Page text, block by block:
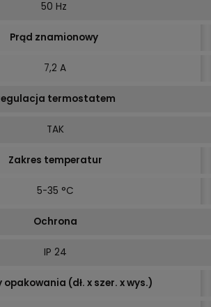
50 Hz
Prąd znamionowy
7,2 A
termostatem
TAK
Zakres temperatur
5-35 °C
Ochrona
IP 24
(dł. x szer. x wys.)